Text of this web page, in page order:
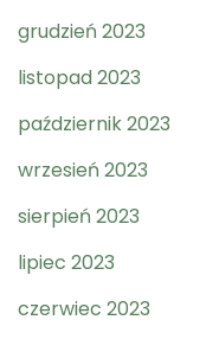
grudzień 2023
listopad 2023
październik 2023
wrzesień 2023
sierpień 2023
lipiec 2023
czerwiec 2023